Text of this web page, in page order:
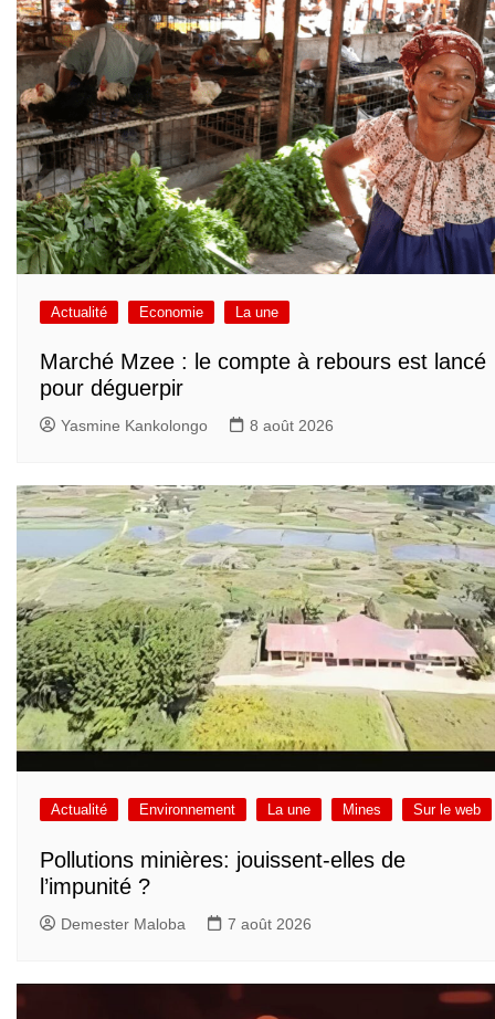
Actualité Economie La une
Marché Mzee : le compte à rebours est lancé
pour déguerpir
Yasmine Kankolongo 8 août 2026
Actualité Environnement La une Mines Sur le web
Pollutions minières: jouissent-elles de
l’impunité ?
Demester Maloba 7 août 2026